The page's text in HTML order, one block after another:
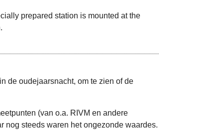
prepared station is mounted at the
de oudejaarsnacht, om te zien of de
(van o.a. RIVM en andere
nog steeds waren het ongezonde waardes.